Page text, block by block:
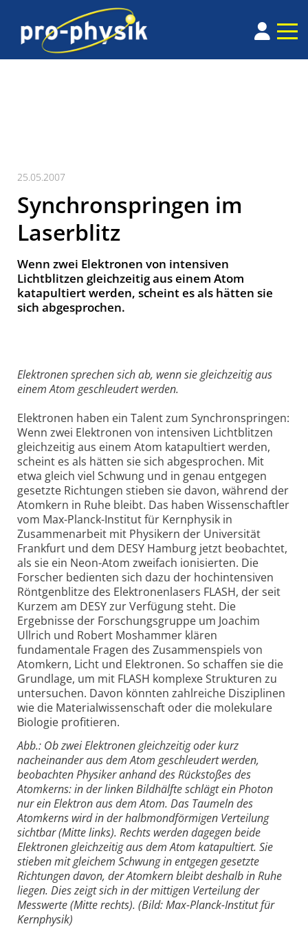
25.05.2007
Synchronspringen im
Laserblitz
Wenn zwei Elektronen von intensiven
Lichtblitzen gleichzeitig aus einem Atom
katapultiert werden, scheint es als hätten sie
sich abgesprochen.
Elektronen sprechen sich ab, wenn sie gleichzeitig aus
einem Atom geschleudert werden.
Elektronen haben ein Talent zum Synchronspringen:
Wenn zwei Elektronen von intensiven Lichtblitzen
gleichzeitig aus einem Atom katapultiert werden,
scheint es als hätten sie sich abgesprochen. Mit
etwa gleich viel Schwung und in genau entgegen
gesetzte Richtungen stieben sie davon, während der
Atomkern in Ruhe bleibt. Das haben Wissenschaftler
vom Max-Planck-Institut für Kernphysik in
Zusammenarbeit mit Physikern der Universität
Frankfurt und dem DESY Hamburg jetzt beobachtet,
als sie ein Neon-Atom zweifach ionisierten. Die
Forscher bedienten sich dazu der hochintensiven
Röntgenblitze des Elektronenlasers FLASH, der seit
Kurzem am DESY zur Verfügung steht. Die
Ergebnisse der Forschungsgruppe um Joachim
Ullrich und Robert Moshammer klären
fundamentale Fragen des Zusammenspiels von
Atomkern, Licht und Elektronen. So schaffen sie die
Grundlage, um mit FLASH komplexe Strukturen zu
untersuchen. Davon könnten zahlreiche Disziplinen
wie die Materialwissenschaft oder die molekulare
Biologie profitieren.
Abb.: Ob zwei Elektronen gleichzeitig oder kurz
nacheinander aus dem Atom geschleudert werden,
beobachten Physiker anhand des Rückstoßes des
Atomkerns: in der linken Bildhälfte schlägt ein Photon
nur ein Elektron aus dem Atom. Das Taumeln des
Atomkerns wird in der halbmondförmigen Verteilung
sichtbar (Mitte links). Rechts werden dagegen beide
Elektronen gleichzeitig aus dem Atom katapultiert. Sie
stieben mit gleichem Schwung in entgegen gesetzte
Richtungen davon, der Atomkern bleibt deshalb in Ruhe
liegen. Dies zeigt sich in der mittigen Verteilung der
Messwerte (Mitte rechts). (Bild: Max-Planck-Institut für
Kernphysik)